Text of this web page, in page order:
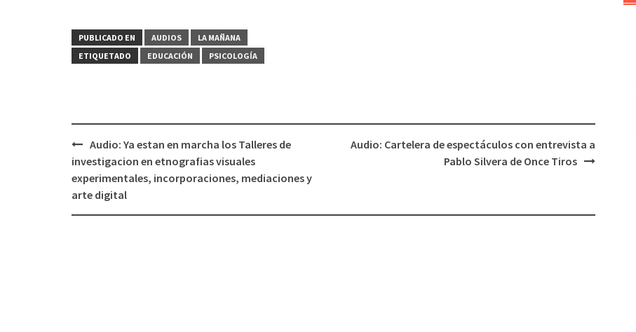
el
volumen.
PUBLICADO EN AUDIOS
LA MAÑANA
ETIQUETADO
EDUCACIÓN PSICOLOGÍA
Navegación
de
entradas
Audio: Ya estan en marcha los Talleres de
investigacion en etnografias visuales
experimentales, incorporaciones, mediaciones y
arte digital
Audio: Cartelera de espectáculos con entrevista a
Pablo Silvera de Once Tiros